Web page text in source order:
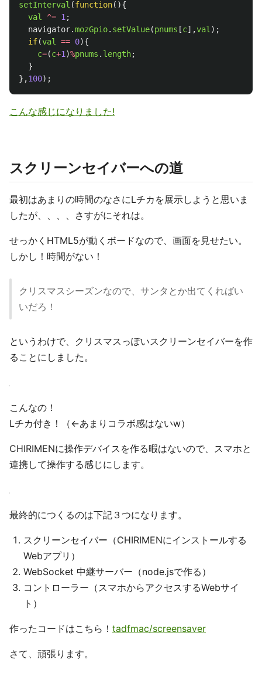
setInterval (function(){
val
^= 1 ;
navigator.mozGpio. setValue(pnums [c],val );
if(val == 0){
c=(c+1 )%pnums . length;
}
},100);
こんな感じになりました!
スクリーンセイバーへの道
最初はあまりの時間のなさにLチカを展示しようと思いま
したが、、、、さすがにそれは。
せっかくHTML5が動くボードなので、画面を見せたい。
しかし！時間がない！
クリスマスシーズンなので、サンタとか出てくればい
いだろ！
というわけで、クリスマスっぽいスクリーンセイバーを作
ることにしました。
こんなの！
Lチカ付き！（←あまりコラボ感はないw）
CHIRIMENに操作デバイスを作る暇はないので、スマホと
連携して操作する感じにします。
最終的につくるのは下記３つになります。
スクリーンセイバー（CHIRIMENにインストールする
Webアプリ）
WebSocket 中継サーバー（node.jsで作る）
コントローラー（スマホからアクセスするWebサイ
ト）
作ったコードはこちら！ tadfmac/screensaver
さて、頑張ります。